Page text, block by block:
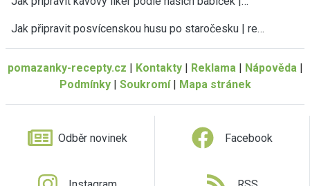
Jak připravit posvícenskou husu po staročesku | re…
pomazanky-recepty.cz | Kontakty| Reklama | Nápověda |
Podmínky| Soukromí| Mapa stránek
Odběr novinek Facebook